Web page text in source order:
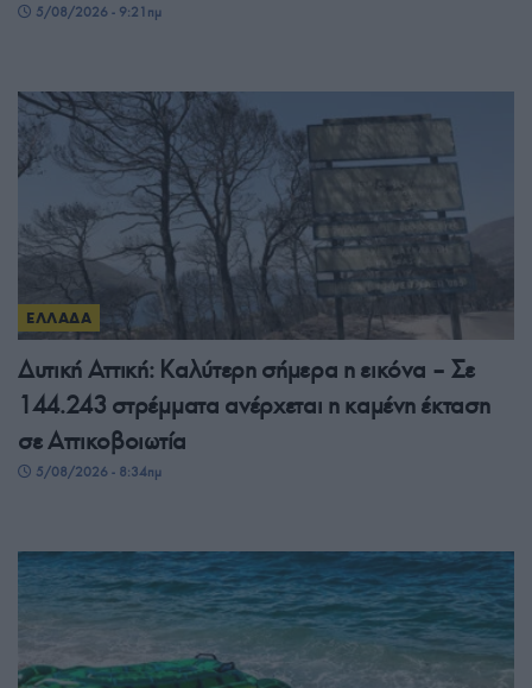
5/08/2026 - 9:21πμ
ΕΛΛΑΔΑ
Δυτική Αττική: Καλύτερη σήμερα η εικόνα – Σε
144.243 στρέμματα ανέρχεται η καμένη έκταση
σε Αττικοβοιωτία
5/08/2026 - 8:34πμ